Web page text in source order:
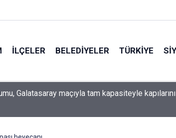
İLÇELER BELEDIYELER TÜRKIYE
protokolü kapsamında yürütme kurulu toplandı